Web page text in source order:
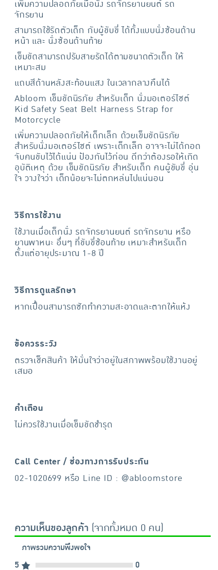
เพิ่มความปลอดภัยเมื่อนั่ง รถจักรยานยนต์ รถ
จักรยาน
สามารถใช้รัดตัวเด็ก กับผู้ขับขี่ ได้ทั้งแบบนั่งซ้อนด้าน
หน้า และ นั่งซ้อนด้านท้าย
เข็มขัดสามารถปรับสายรัดได้ตามขนาดตัวเด็ก ให้
เหมาะสม
แถบสีด้านหลังสะท้อนแสง ในเวลากลางคืนได้
Abloom เข็มขัดนิรภัย สำหรับเด็ก นั่งมอเตอร์ไซต์
Kid Safety Seat Belt Harness Strap for
Motorcycle
เพิ่มความปลอดภัยให้เด็กเล็ก ด้วยเข็มขัดนิรภัย
สำหรับนั่งมอเตอร์ไซต์ เพราะเด็กเล็ก อาจจะไม่ได้กอด
จับคนขับไว้ได้แน่น ป้องกันไว้ก่อน ดีกว่าต้องรอให้เกิด
อุบัติเหตุ ด้วย เข็มขัดนิรภัย สำหรับเด็ก คนผู้ขับขี่ อุ่น
ใจ วางใจว่า เด็กน้อยจะไม่ตกหล่นไปแน่นอน
วิธีการใช้งาน
ใช้งานเมื่อเด็กนั่ง รถจักรยานยนต์ รถจักรยาน หรือ
ยานพาหนะ อื่นๆ ที่ขับขี่ซ้อนท้าย เหมาะสำหรับเด็ก
ตั้งแต่อายุประมาณ 1-8 ปี
วิธีการดูแลรักษา
หากเปื้อนสามารถซักทำความสะอาดและตากให้แห้ง
ข้อควรระวัง
ตรวจเช็คสินค้า ให้มั่นใจว่าอยู่ในสภาพพร้อมใช้งานอยู่
เสมอ
คำเตือน
ไม่ควรใช้งานเมื่อเข็มขัดชำรุด
Call Center / ช่องทางการรับประกัน
02-1020699 หรือ Line ID : @abloomstore
ความเห็นของลูกค้า (จากทั้งหมด 0 คน)
ภาพรวมความพึงพอใจ
5
0